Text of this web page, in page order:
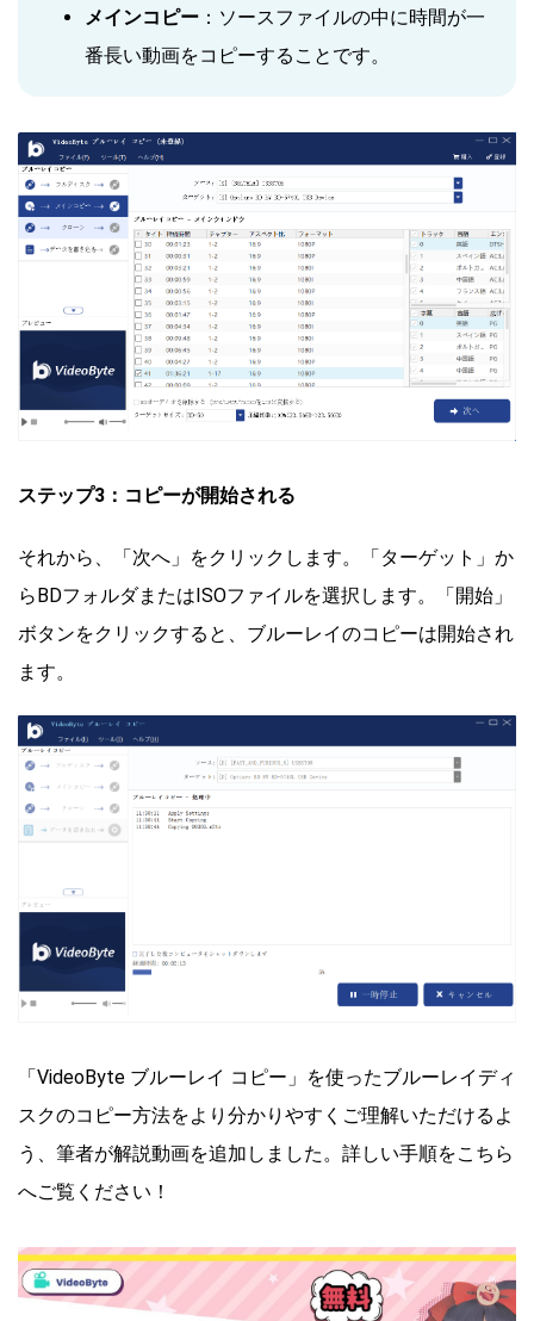
メインコピー ：ソースファイルの中に時間が一
番長い動画をコピーすることです。
ステップ3：コピーが開始される
それから、「次へ」をクリックします。「ターゲット」か
らBDフォルダまたはISOファイルを選択します。「開始」
ボタンをクリックすると、ブルーレイのコピーは開始され
ます。
「VideoByte ブルーレイ コピー」を使ったブルーレイディ
スクのコピー方法をより分かりやすくご理解いただけるよ
う、筆者が解説動画を追加しました。詳しい手順をこちら
へご覧ください！